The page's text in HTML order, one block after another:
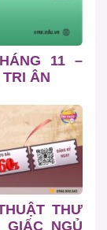
11 –
ÂN
THƯ
NGỦ